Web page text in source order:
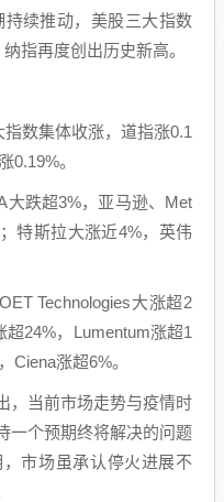
持续推动，美股三大指数
指再度创出历史新高。
数集体收涨，道指涨0.1
0.19%。
跌超3%， 亚马逊、Met
特斯拉大涨近4%， 英伟
Technologies大涨超2
24%，Lumentum涨超1
Ciena涨超6%。
，当前市场走势与疫情时
一个预期终将解决的问题
市场虽承认停火进展不